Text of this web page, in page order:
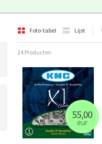
Foto-tabel Lijst
24 Producten
55,00
eur